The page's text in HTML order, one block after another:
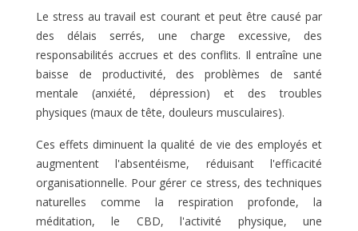
Le stress au travail est courant et peut être causé par
des délais serrés, une charge excessive, des
responsabilités accrues et des conflits. Il entraîne une
baisse de productivité, des problèmes de santé
mentale (anxiété, dépression) et des troubles
physiques (maux de tête, douleurs musculaires).
Ces effets diminuent la qualité de vie des employés et
augmentent l'absentéisme, réduisant l'efficacité
organisationnelle. Pour gérer ce stress, des techniques
naturelles comme la respiration profonde, la
méditation, le CBD, l'activité physique, une